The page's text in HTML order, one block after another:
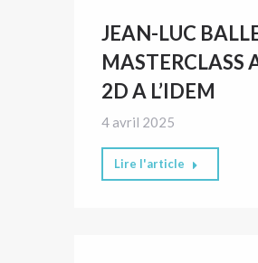
JEAN-LUC
MASTERCLASS
2D A L’IDEM
4 avril 2025
Lire l'article